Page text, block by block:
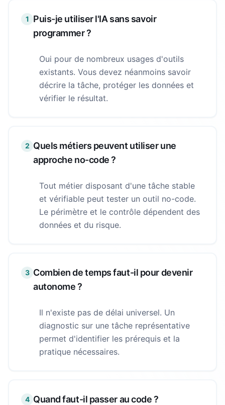
1 Puis-je utiliser l'IA sans savoir
programmer ?
Oui pour de nombreux usages d'outils
existants. Vous devez néanmoins savoir
décrire la tâche, protéger les données et
vérifier le résultat.
2 Quels métiers peuvent utiliser une
approche no-code ?
Tout métier disposant d'une tâche stable
et vérifiable peut tester un outil no-code.
Le périmètre et le contrôle dépendent des
données et du risque.
3 Combien de temps faut-il pour devenir
autonome ?
Il n'existe pas de délai universel. Un
diagnostic sur une tâche représentative
permet d'identifier les prérequis et la
pratique nécessaires.
4 Quand faut-il passer au code ?